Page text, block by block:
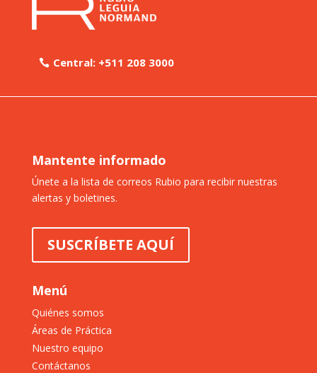
Central: +511 208 3000
Mantente informado
Únete a la lista de correos Rubio para recibir nuestras
alertas y boletines.
SUSCRÍBETE AQUÍ
Menú
Quiénes somos
Áreas de Práctica
Nuestro equipo
Contáctanos